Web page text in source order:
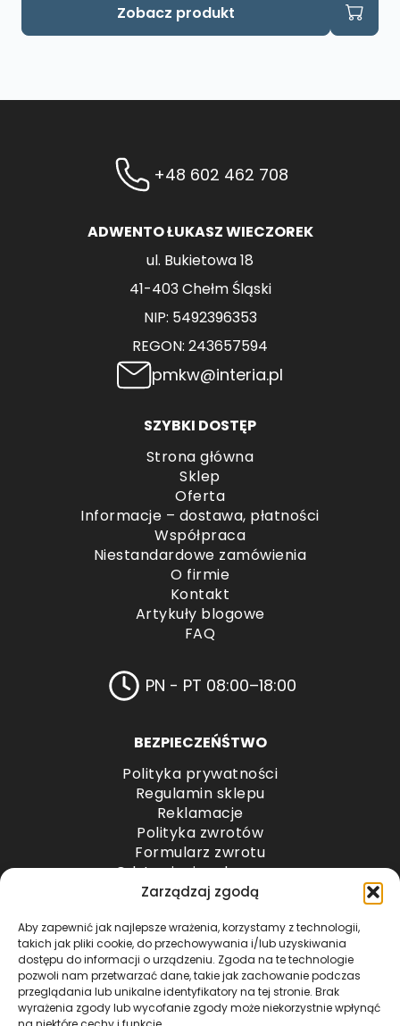
Zarządzaj zgodą
Aby zapewnić jak najlepsze wrażenia, korzystamy z technologii,
takich jak pliki cookie, do przechowywania i/lub uzyskiwania
dostępu do informacji o urządzeniu. Zgoda na te technologie
pozwoli nam przetwarzać dane, takie jak zachowanie podczas
przeglądania lub unikalne identyfikatory na tej stronie. Brak
wyrażenia zgody lub wycofanie zgody może niekorzystnie wpłynąć
Zobacz produkt
+48 602 462 708
ADWENTO ŁUKASZ WIECZOREK
ul. Bukietowa 18
41-403 Chełm Śląski
NIP: 5492396353
REGON: 243657594
pmkw@interia.pl
SZYBKI DOSTĘP
Strona główna
Sklep
Oferta
Informacje – dostawa, płatności
Współpraca
Niestandardowe zamówienia
O firmie
Kontakt
Artykuły blogowe
FAQ
PN - PT 08:00–18:00
BEZPIECZEŃŚTWO
Polityka prywatności
Regulamin sklepu
Reklamacje
Polityka zwrotów
Formularz zwrotu
Odstąpienie od umowy
Odstąpienie od umowy – przesyłki paletowe
METODY PŁATNOŚCI